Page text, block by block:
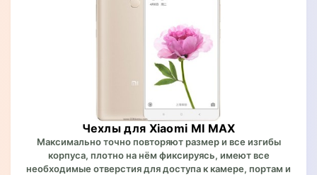
Чехлы для Xiaomi MI MAX
Максимально точно повторяют размер и все изгибы
корпуса, плотно на нём фиксируясь, имеют все
необходимые отверстия для доступа к камере, портам и